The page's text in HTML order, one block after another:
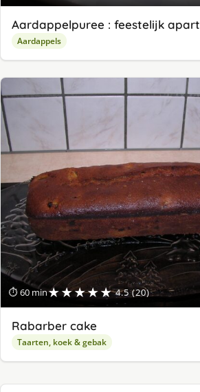
Aardappelpuree : feestelijk apart
Aardappels
⏱ 60 min★★★★★ 4.5 (20)
Rabarber cake
Taarten, koek & gebak